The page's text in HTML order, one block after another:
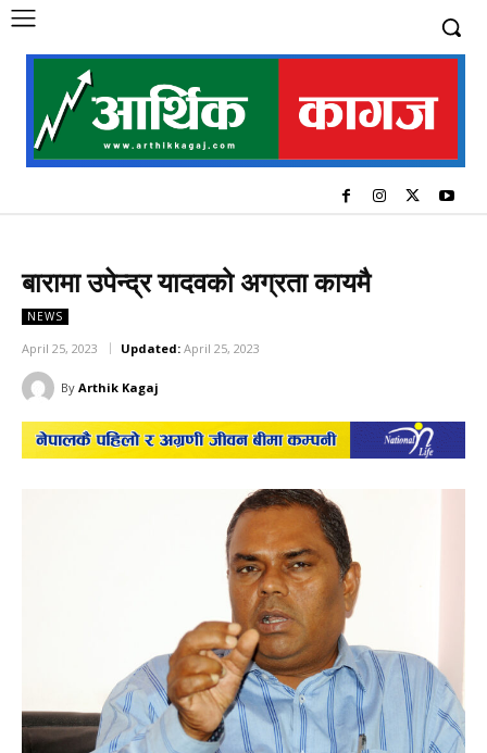
बारामा उपेन्द्र यादवको अग्रता कायमै
NEWS
April 25, 2023 Updated: April 25, 2023
By Arthik Kagaj